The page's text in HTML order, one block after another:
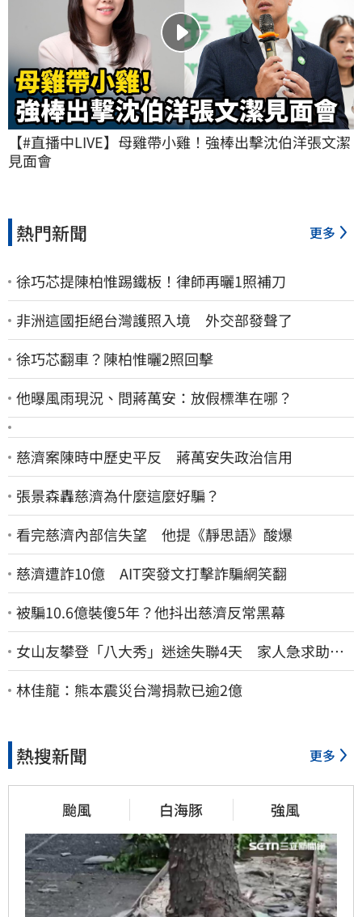
【#直播中LIVE】母雞帶小雞！強棒出擊沈伯洋張文潔
見面會
熱門新聞 更多
徐巧芯提陳柏惟踢鐵板！律師再曬1照補刀
非洲這國拒絕台灣護照入境 外交部發聲了
徐巧芯翻車？陳柏惟曬2照回擊
他曝風雨現況、問蔣萬安：放假標準在哪？
慈濟案陳時中歷史平反 蔣萬安失政治信用
張景森轟慈濟為什麼這麼好騙？
看完慈濟內部信失望 他提《靜思語》酸爆
慈濟遭詐10億 AIT突發文打擊詐騙網笑翻
被騙10.6億裝傻5年？他抖出慈濟反常黑幕
女山友攀登「八大秀」迷途失聯4天 家人急求助：
剩我媽還沒找到
林佳龍：熊本震災台灣捐款已逾2億
熱搜新聞 更多
颱風 白海豚 強風